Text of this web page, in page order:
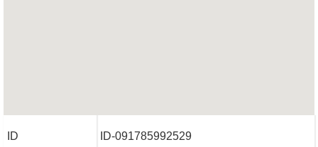
ID ID-091785992529